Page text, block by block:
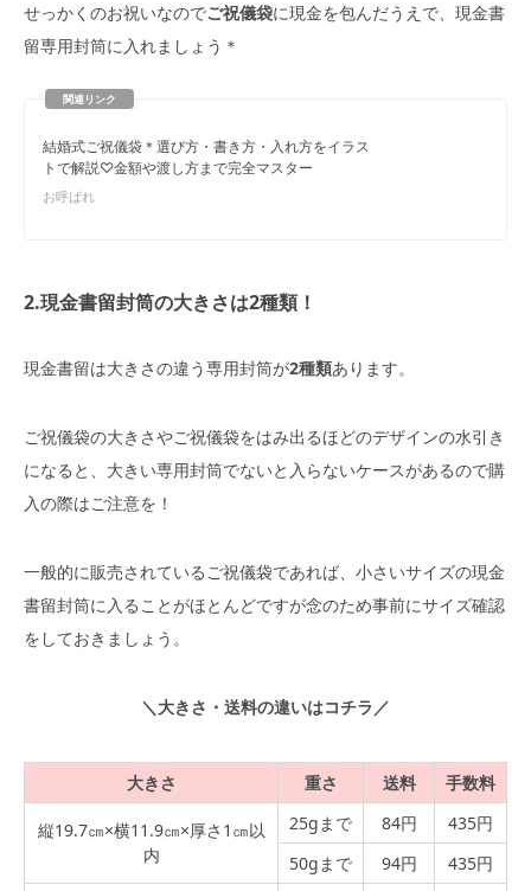
せっかくのお祝いなのでご祝儀袋に現金を包んだうえで、現金書
留専用封筒に入れましょう＊
結婚式ご祝儀袋＊選び方・書き方・入れ方をイラス
トで解説♡金額や渡し方まで完全マスター
お呼ばれ
2.現金書留封筒の大きさは2種類！
現金書留は大きさの違う専用封筒が2種類あります。
ご祝儀袋の大きさやご祝儀袋をはみ出るほどのデザインの水引き
になると、大きい専用封筒でないと入らないケースがあるので購
入の際はご注意を！
一般的に販売されているご祝儀袋であれば、小さいサイズの現金
書留封筒に入ることがほとんどですが念のため事前にサイズ確認
をしておきましょう。
＼大きさ・送料の違いはコチラ／
大きさ 重さ 送料 手数料
縦19.7㎝×横11.9㎝×厚さ1㎝以
内
25gまで 84円
435円
50gまで
94円
435円